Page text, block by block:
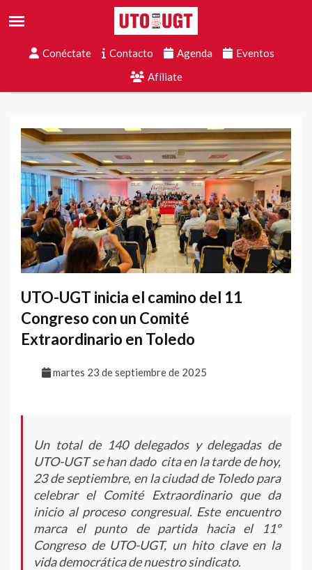
Conéctate Contacto Agenda
Eventos
Afíliate
UTO-UGT inicia el camino del 11
Congreso con un Comité
Extraordinario en Toledo
martes 23 de septiembre de 2025
Un total de 140 delegados y delegadas de
UTO-UGT se han dado cita en la tarde de hoy,
23 de septiembre, en la ciudad de Toledo para
celebrar el Comité Extraordinario que da
inicio al proceso congresual. Este encuentro
marca el punto de partida hacia el 11º
Congreso de UTO-UGT, un hito clave en la
vida democrática de nuestro sindicato.